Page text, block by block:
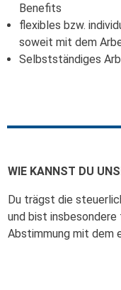
Benefits
flexibles bzw.
soweit mit dem
Selbstständiges
WIE KANNST DU
Du trägst die
und bist
Abstimmung mit dem